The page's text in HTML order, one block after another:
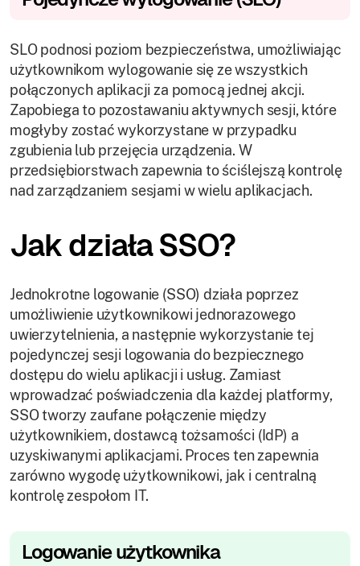
SLO podnosi poziom bezpieczeństwa, umożliwiając
użytkownikom wylogowanie się ze wszystkich
połączonych aplikacji za pomocą jednej akcji.
Zapobiega to pozostawaniu aktywnych sesji, które
mogłyby zostać wykorzystane w przypadku
zgubienia lub przejęcia urządzenia. W
przedsiębiorstwach zapewnia to ściślejszą kontrolę
nad zarządzaniem sesjami w wielu aplikacjach.
Jak działa SSO?
Jednokrotne logowanie (SSO) działa poprzez
umożliwienie użytkownikowi jednorazowego
uwierzytelnienia, a następnie wykorzystanie tej
pojedynczej sesji logowania do bezpiecznego
dostępu do wielu aplikacji i usług. Zamiast
wprowadzać poświadczenia dla każdej platformy,
SSO tworzy zaufane połączenie między
użytkownikiem, dostawcą tożsamości (IdP) a
uzyskiwanymi aplikacjami. Proces ten zapewnia
zarówno wygodę użytkownikowi, jak i centralną
kontrolę zespołom IT.
Logowanie użytkownika